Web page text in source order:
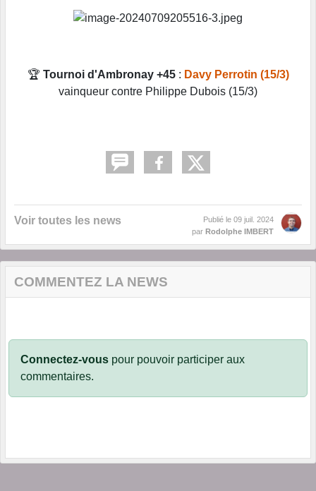
🏆 Tournoi d'Ambronay +45: Davy Perrotin (15/3)
vainqueur contre Philippe Dubois (15/3)
Voir toutes les news Publié le 09 juil. 2024
par Rodolphe IMBERT
COMMENTEZ LA NEWS
Connectez-vous pour pouvoir participer aux
commentaires.